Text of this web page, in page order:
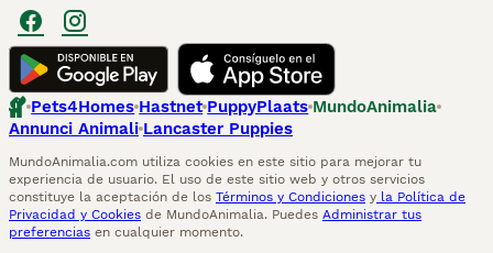
Pets4Homes Hastnet PuppyPlaats MundoAnimalia
Annunci Animali Lancaster Puppies
MundoAnimalia.com utiliza cookies en este sitio para mejorar tu
experiencia de usuario. El uso de este sitio web y otros servicios
constituye la aceptación de los Términos y Condiciones y la Política de
Privacidad y Cookies de MundoAnimalia. Puedes Administrar tus
preferencias en cualquier momento.